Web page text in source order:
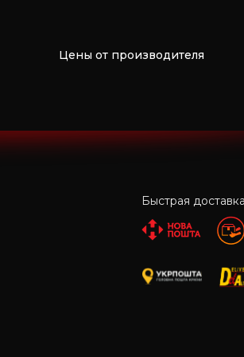
Цены от производителя
Быстрая доставка